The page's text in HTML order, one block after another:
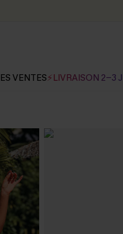
VENTES⚡LIVRAISON 2-3 J